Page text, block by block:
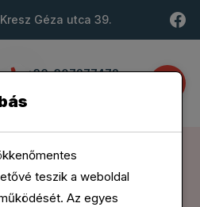
Géza utca 39.
+36-307277472
coach>Blog
teszik a weboldal
Az egyes